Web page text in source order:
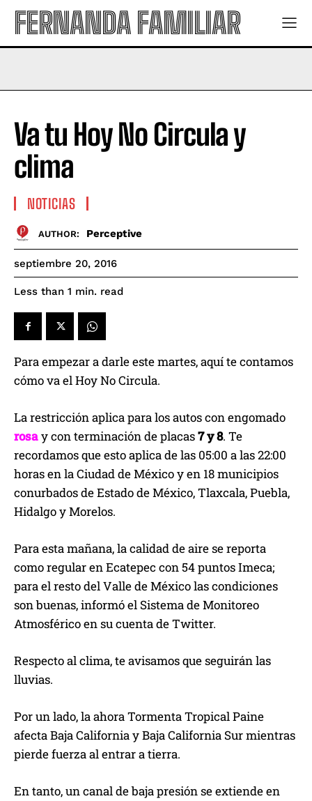
FERNANDA FAMILIAR
Va tu Hoy No Circula y
clima
NOTICIAS
AUTHOR: Perceptive
septiembre 20, 2016
Less than 1 min. read
Para empezar a darle este martes, aquí te contamos
cómo va el Hoy No Circula.
La restricción aplica para los autos con engomado
rosay con terminación de placas7 y 8. Te
recordamos que esto aplica de las 05:00 a las 22:00
horas en la Ciudad de México y en 18 municipios
conurbados de Estado de México, Tlaxcala, Puebla,
Hidalgo y Morelos.
Para esta mañana, la calidad de aire se reporta
como regular en Ecatepec con 54 puntos Imeca;
para el resto del Valle de México las condiciones
son buenas, informó el Sistema de Monitoreo
Atmosférico en su cuenta de Twitter.
Respecto al clima, te avisamos que seguirán las
lluvias.
Por un lado, la ahora Tormenta Tropical Paine
afecta Baja California y Baja California Sur mientras
pierde fuerza al entrar a tierra.
En tanto, un canal de baja presión se extiende en